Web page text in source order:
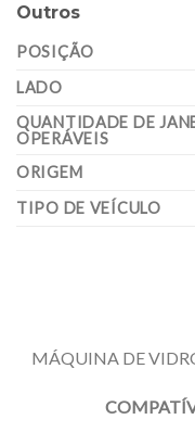
Outros
POSIÇÃO
LADO
QUANTIDADE DE
OPERÁVEIS
ORIGEM
TIPO DE VEÍCULO
MÁQUINA DE